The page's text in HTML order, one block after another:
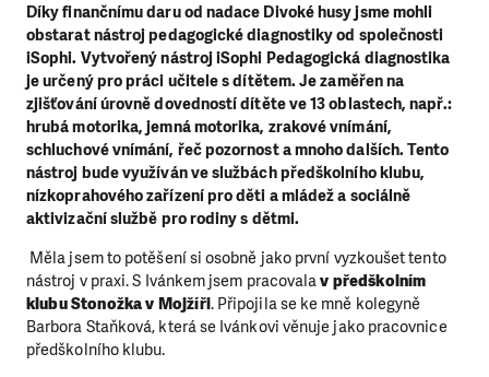
Díky finančnímu daru od nadace Divoké husy jsme mohli
obstarat nástroj pedagogické diagnostiky od společnosti
iSophi. Vytvořený nástroj iSophi Pedagogická diagnostika
je určený pro práci učitele s dítětem. Je zaměřen na
zjišťování úrovně dovedností dítěte ve 13 oblastech, např.:
hrubá motorika, jemná motorika, zrakové vnímání,
schluchové vnímání, řeč pozornost a mnoho dalších. Tento
nástroj bude využíván ve službách předškolního klubu,
nízkoprahového zařízení pro děti a mládež a sociálně
aktivizační službě pro rodiny s dětmi.
Měla jsem to potěšení si osobně jako první vyzkoušet tento
nástroj v praxi. S Ivánkem jsem pracovalav předškolním
klubu Stonožka v Mojžíři. Připojila se ke mně kolegyně
Barbora Staňková, která se Ivánkovi věnuje jako pracovnice
předškolního klubu.